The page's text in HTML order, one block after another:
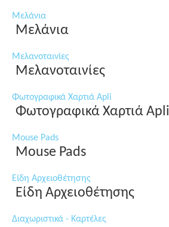
Μελάνια
Μελάνια
Μελανοταινίες
Μελανοταινίες
Φωτογραφικά Χαρτιά Apli
Φωτογραφικά Χαρτιά Apli
Mouse Pads
Mouse Pads
Είδη Αρχειοθέτησης
Είδη Αρχειοθέτησης
Διαχωριστικά - Καρτέλες